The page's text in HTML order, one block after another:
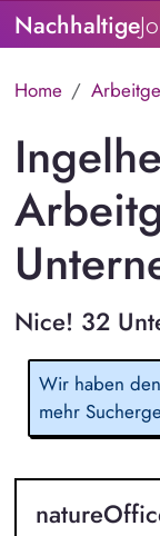
Nachhaltige
Home
Nice! 32
Wir haben
mehr